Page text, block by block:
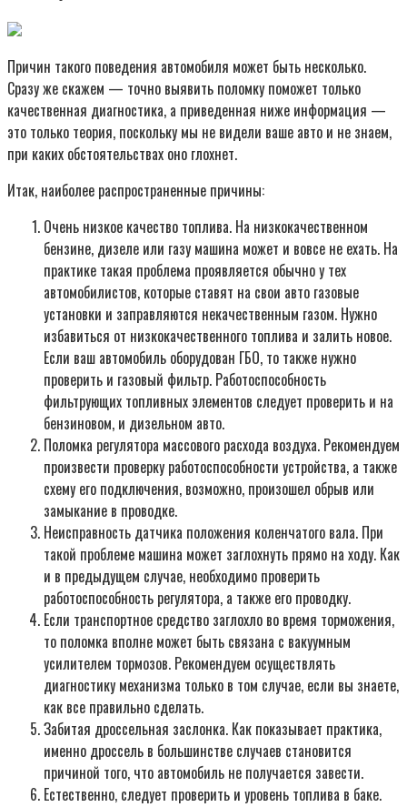
Причин такого поведения автомобиля может быть несколько.
Сразу же скажем — точно выявить поломку поможет только
качественная диагностика, а приведенная ниже информация —
это только теория, поскольку мы не видели ваше авто и не знаем,
при каких обстоятельствах оно глохнет.
Итак, наиболее распространенные причины:
Очень низкое качество топлива. На низкокачественном
бензине, дизеле или газу машина может и вовсе не ехать. На
практике такая проблема проявляется обычно у тех
автомобилистов, которые ставят на свои авто газовые
установки и заправляются некачественным газом. Нужно
избавиться от низкокачественного топлива и залить новое.
Если ваш автомобиль оборудован ГБО, то также нужно
проверить и газовый фильтр. Работоспособность
фильтрующих топливных элементов следует проверить и на
бензиновом, и дизельном авто.
Поломка регулятора массового расхода воздуха. Рекомендуем
произвести проверку работоспособности устройства, а также
схему его подключения, возможно, произошел обрыв или
замыкание в проводке.
Неисправность датчика положения коленчатого вала. При
такой проблеме машина может заглохнуть прямо на ходу. Как
и в предыдущем случае, необходимо проверить
работоспособность регулятора, а также его проводку.
Если транспортное средство заглохло во время торможения,
то поломка вполне может быть связана с вакуумным
усилителем тормозов. Рекомендуем осуществлять
диагностику механизма только в том случае, если вы знаете,
как все правильно сделать.
Забитая дроссельная заслонка. Как показывает практика,
именно дроссель в большинстве случаев становится
причиной того, что автомобиль не получается завести.
Естественно, следует проверить и уровень топлива в баке.